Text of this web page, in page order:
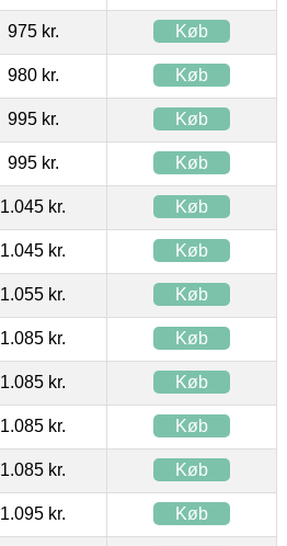
975 kr. Køb
980 kr. Køb
995 kr. Køb
995 kr. Køb
1.045 kr. Køb
1.045 kr. Køb
1.055 kr. Køb
1.085 kr. Køb
1.085 kr. Køb
1.085 kr. Køb
1.085 kr. Køb
1.095 kr. Køb